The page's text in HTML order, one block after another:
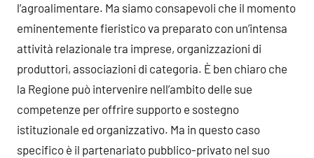
l’agroalimentare. Ma siamo consapevoli che il momento
eminentemente fieristico va preparato con un’intensa
attività relazionale tra imprese, organizzazioni di
produttori, associazioni di categoria. È ben chiaro che
la Regione può intervenire nell’ambito delle sue
competenze per offrire supporto e sostegno
istituzionale ed organizzativo. Ma in questo caso
specifico è il partenariato pubblico-privato nel suo